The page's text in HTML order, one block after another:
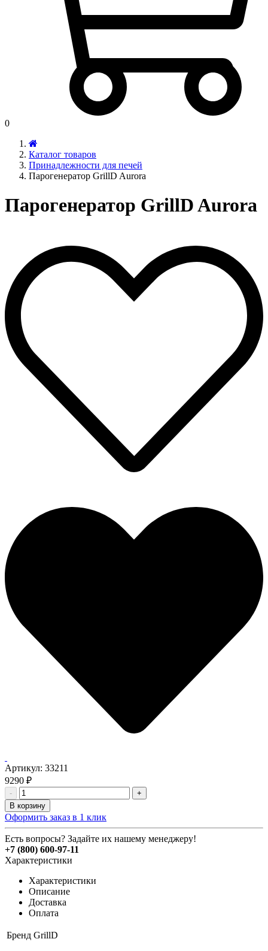
0
Каталог товаров
Принадлежности для печей
Парогенератор GrillD Aurora
Парогенератор GrillD Aurora
Артикул: 33211
9290 ₽
-
+
В корзину
Оформить заказ в 1 клик
Есть вопросы? Задайте их нашему менеджеру!
+7 (800) 600-97-11
Характеристики
Характеристики
Описание
Доставка
Оплата
Бренд GrillD